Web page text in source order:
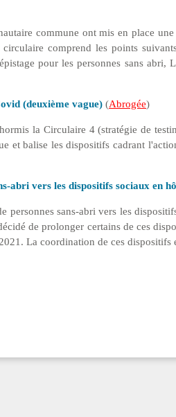
commune ont mis en place
comprend les points
pour les personnes sans abri,
(deuxième vague) (Abrogée)
la Circulaire 4 (stratégie de
et balise les dispositifs cadrant
abri vers les dispositifs sociaux en
personnes sans-abri vers les
de prolonger certains de ces
La coordination de ces dispositifs